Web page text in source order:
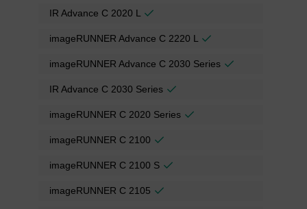
IR Advance C 2020 L
imageRUNNER Advance C 2220 L
imageRUNNER Advance C 2030 Series
IR Advance C 2030 Series
imageRUNNER C 2020 Series
imageRUNNER C 2100
imageRUNNER C 2100 S
imageRUNNER C 2105